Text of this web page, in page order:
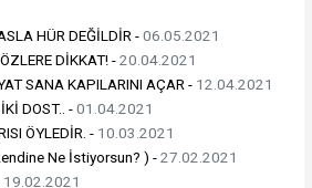
HÜR DEĞİLDİR -06.05.2021
DİKKAT! -20.04.2021
SANA KAPILARINI AÇAR - 12.04.2021
DOST.. -01.04.2021
ÖYLEDİR. - 10.03.2021
Ne İstiyorsun? ) -27.02.2021
19.02.2021